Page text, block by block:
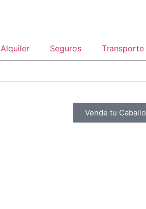
Alquiler Seguros Transporte
Vende tu Caballo